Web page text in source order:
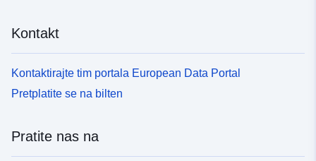
Kontakt
Kontaktirajte tim portala European Data Portal
Pretplatite se na bilten
Pratite nas na